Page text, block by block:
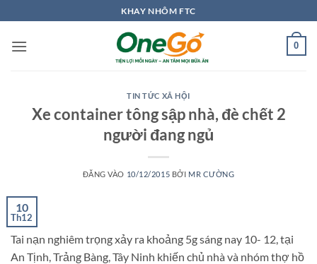
qua
nội
KHAY NHÔM FTC
0
TIN TỨC XÃ HỘI
Xe container tông sập nhà, đè chết 2
người đang ngủ
ĐĂNG VÀO 10/12/2015 BỞI MR CƯỜNG
10
Th12
Tai nạn nghiêm trọng xảy ra khoảng 5g sáng nay 10- 12, tại
An Tịnh, Trảng Bàng, Tây Ninh khiến chủ nhà và nhóm thợ hồ